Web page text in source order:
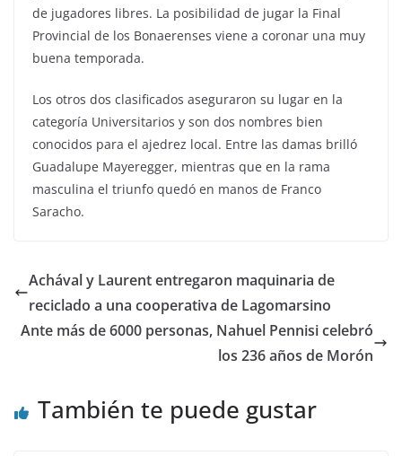
de jugadores libres. La posibilidad de jugar la Final
Provincial de los Bonaerenses viene a coronar una muy
buena temporada.
Los otros dos clasificados aseguraron su lugar en la
categoría Universitarios y son dos nombres bien
conocidos para el ajedrez local. Entre las damas brilló
Guadalupe Mayeregger, mientras que en la rama
masculina el triunfo quedó en manos de Franco
Saracho.
Achával y Laurent entregaron maquinaria de
reciclado a una cooperativa de Lagomarsino
Ante más de 6000 personas, Nahuel Pennisi celebró
los 236 años de Morón
También te puede gustar